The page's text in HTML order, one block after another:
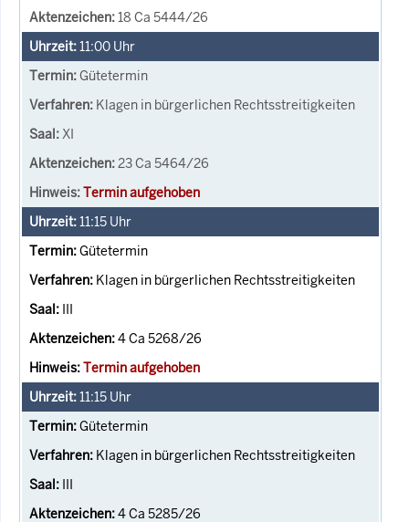
18 Ca 5444/26
11:00 Uhr
Gütetermin
Klagen in bürgerlichen Rechtsstreitigkeiten
XI
23 Ca 5464/26
Termin aufgehoben
11:15 Uhr
Gütetermin
Klagen in bürgerlichen Rechtsstreitigkeiten
III
4 Ca 5268/26
Termin aufgehoben
11:15 Uhr
Gütetermin
Klagen in bürgerlichen Rechtsstreitigkeiten
III
4 Ca 5285/26